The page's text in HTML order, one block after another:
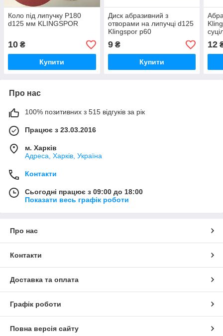
Коло під липучку Р180
d125 мм KLINGSPOR
10 ₴
Купити
Диск абразивний з
отворами на липучці d125
Klingspor р60
9₴
Купити
12
Про нас
100% позитивних з 515 відгуків за рік
Працює з 23.03.2016
м. Харків
Адреса, Харків, Україна
Контакти
Сьогодні працює з 09:00 до 18:00
Показати весь графік роботи
Про нас
Контакти
Доставка та оплата
Графік роботи
Повна версія сайту